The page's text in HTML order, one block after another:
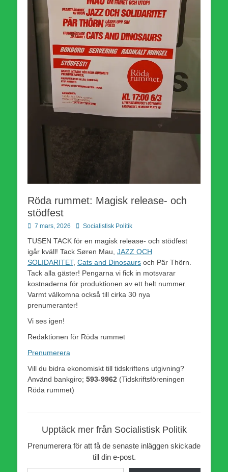
Röda rummet: Magisk release- och
stödfest
Publicerad
7 mars, 2026 Författare
Socialistisk Politik
TUSEN TACK för en magisk release- och stödfest
igår kväll! Tack Søren Mau, JAZZ OCH
SOLIDARITET, Cats and Dinosaurs och Pär Thörn.
Tack alla gäster! Pengarna vi fick in motsvarar
kostnaderna för produktionen av ett helt nummer.
Varmt välkomna också till cirka 30 nya
prenumeranter!
Vi ses igen!
Redaktionen för Röda rummet
Prenumerera
Vill du bidra ekonomiskt till tidskriftens utgivning?
Använd bankgiro; 593-9962 (Tidskriftsföreningen
Röda rummet)
Upptäck mer från Socialistisk Politik
Prenumerera för att få de senaste inläggen skickade
till din e-post.
Skriv din e-post …